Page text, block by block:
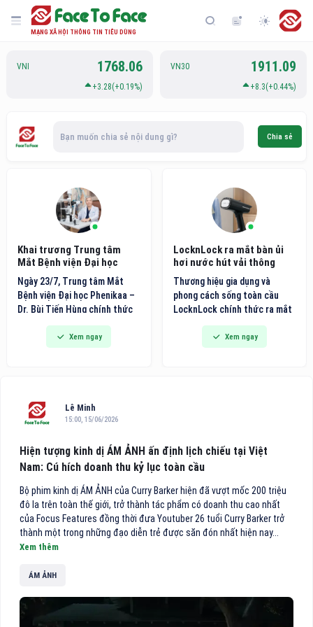
MẠNG XÃ HỘI THÔNG TIN TIÊU DÙNG
VNI 1768.06
+3.28(+0.19%)
VN30 1911.09
+8.3(+0.44%)
Bạn muốn chia sẻ nội dung gì? Chia sẻ
Khai trương Trung tâm
Mắt Bệnh viện Đại học
Phenikaa
Ngày 23/7, Trung tâm Mắt
Bệnh viện Đại học Phenikaa –
Dr. Bùi Tiến Hùng chính thức
đi vào hoạt động, đánh dấu
bước phát triển quan trọng
trong chiến lược hoàn thiện hệ
địa chỉ khám, điều trị và phẫu
thuật mắt chất lượng cao
chuyên sâu.
Xem ngay
LocknLock ra mắt bàn ủi
hơi nước hút vải thông
minh thế hệ mới
Thương hiệu gia dụng và
phong cách sống toàn cầu
LocknLock chính thức ra mắt
dòng bàn ủi hơi nước cầm tay
thế hệ mới tích hợp công nghệ
hút vải thông minh, hướng đến
Xem ngay
Lê Minh
15:00, 15/06/2026
Hiện tượng kinh dị ÁM ẢNH ấn định lịch chiếu tại Việt
Nam: Cú hích doanh thu kỷ lục toàn cầu
Bộ phim kinh dị ÁM ẢNH của Curry Barker hiện đã vượt mốc 200 triệu
đô la trên toàn thế giới, trở thành tác phẩm có doanh thu cao nhất
của Focus Features đồng thời đưa Youtuber 26 tuổi Curry Barker trở
thành một trong những đạo diễn trẻ được săn đón nhất hiện nay...
Xem thêm
ÁM ẢNH